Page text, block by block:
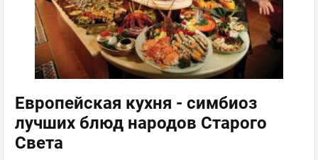
Европейская кухня - симбиоз
лучших блюд народов Старого
Света